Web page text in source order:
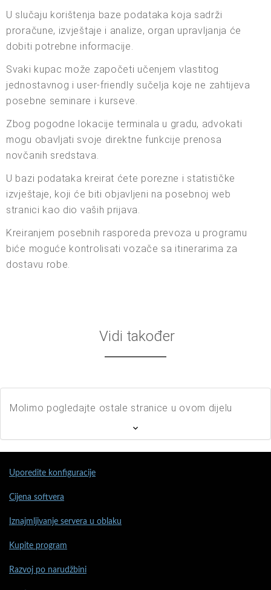
U slučaju korištenja baze podataka koja sadrži
proračune, izvještaje i analize, organ upravljanja će
dobiti potrebne informacije.
Svaki kupac može započeti učenjem vlastitog
jednostavnog i user-friendly sučelja koje ne zahtijeva
posebne seminare i kurseve.
Zbog pogodne lokacije terminala u gradu, advokati
mogu obavljati svoje direktne funkcije prenosa
novčanih sredstava.
U bazi podataka kreirat ćete porezne i statističke
izvještaje, koji će biti objavljeni na posebnoj web
stranici kao dio vaših prijava.
Kreiranjem posebnih rasporeda prevoza u programu
biće moguće kontrolisati vozače sa itinerarima za
dostavu robe.
Vidi također
Molimo pogledajte ostale stranice u ovom dijelu
Uporedite konfiguracije
Cijena softvera
Iznajmljivanje servera u oblaku
Kupite program
Razvoj po narudžbini